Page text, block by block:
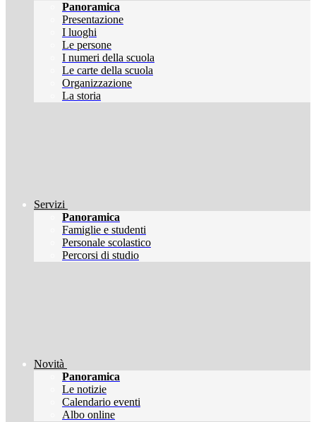
Panoramica
Presentazione
I luoghi
Le persone
I numeri della scuola
Le carte della scuola
Organizzazione
La storia
Servizi
Panoramica
Famiglie e studenti
Personale scolastico
Percorsi di studio
Novità
Panoramica
Le notizie
Calendario eventi
Albo online